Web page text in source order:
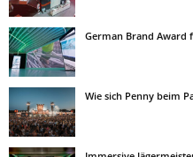
German Brand Award
Wie sich Penny beim